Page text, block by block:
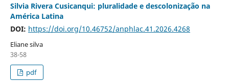
Silvia Rivera Cusicanqui: pluralidade e descolonização na
América Latina
DOI: https://doi.org/10.46752/anphlac.41.2026.4268
Eliane silva
38-58
pdf